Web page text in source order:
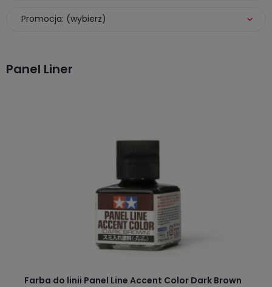
Promocja: (wybierz)
Panel Liner
Farba do linii Panel Line Accent Color Dark Brown